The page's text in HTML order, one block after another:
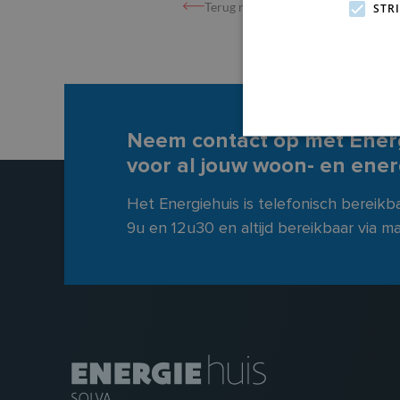
Terug naar overzicht
Neem contact op met
voor al jouw woon- en
Het Energiehuis is telefonisch
9u en 12u30 en altijd bereikbaar via